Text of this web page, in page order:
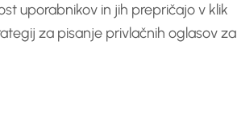
uporabnikov in jih prepričajo v klik
za pisanje privlačnih oglasov za